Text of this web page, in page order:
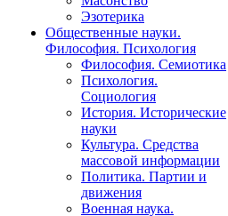
Эзотерика
Общественные науки.
Философия. Психология
Философия. Семиотика
Психология.
Социология
История. Исторические
науки
Культура. Средства
массовой информации
Политика. Партии и
движения
Военная наука.